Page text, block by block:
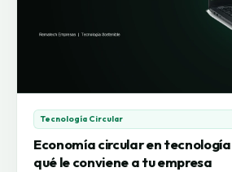
Tecnología Circular
Economía circular en
qué le conviene a tu empresa